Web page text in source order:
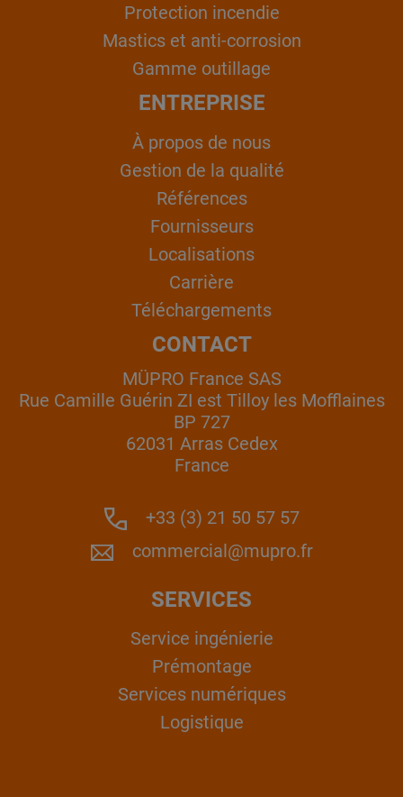
Protection incendie
Mastics et anti-corrosion
Gamme outillage
ENTREPRISE
À propos de nous
Gestion de la qualité
Références
Fournisseurs
Localisations
Carrière
Téléchargements
CONTACT
MÜPRO France SAS
Rue Camille Guérin ZI est Tilloy les Mofflaines
BP 727
62031 Arras Cedex
France
+33 (3) 21 50 57 57
commercial@mupro.fr
SERVICES
Service ingénierie
Prémontage
Services numériques
Logistique